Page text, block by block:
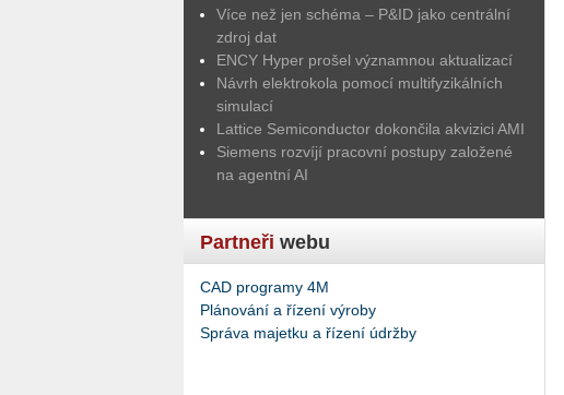
Více než jen schéma – P&ID jako centrální
zdroj dat
ENCY Hyper prošel významnou aktualizací
Návrh elektrokola pomocí multifyzikálních
simulací
Lattice Semiconductor dokončila akvizici AMI
Siemens rozvíjí pracovní postupy založené
na agentní AI
Partneři webu
CAD programy 4M
Plánování a řízení výroby
Správa majetku a řízení údržby